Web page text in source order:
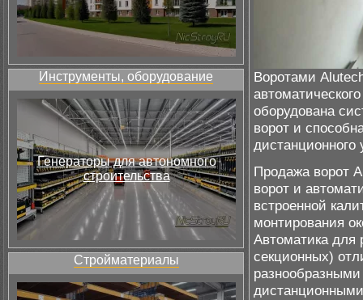
Инструменты, оборудование
Генераторы для автономного
строительства
Стройматериалы
Воротами
оборудована
ворот и
дистанционного
Продажа ворот
ворот и
встроенной
монтирования
Автоматика для
секционных)